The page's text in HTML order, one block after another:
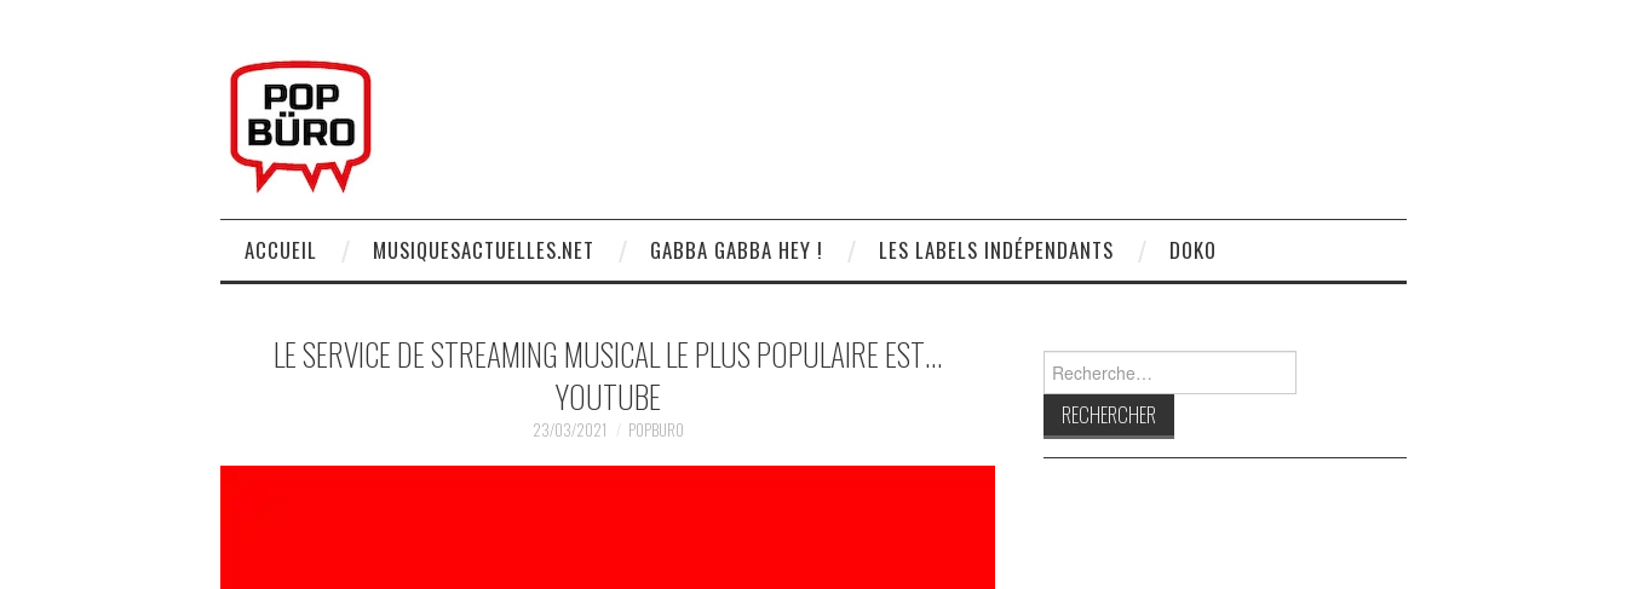
ACCUEIL MUSIQUESACTUELLES.NET GABBA GABBA HEY ! LES LABELS INDÉPENDANTS DOKO
LE SERVICE DE STREAMING MUSICAL LE PLUS POPULAIRE EST…
YOUTUBE
23/03/2021 POPBURO